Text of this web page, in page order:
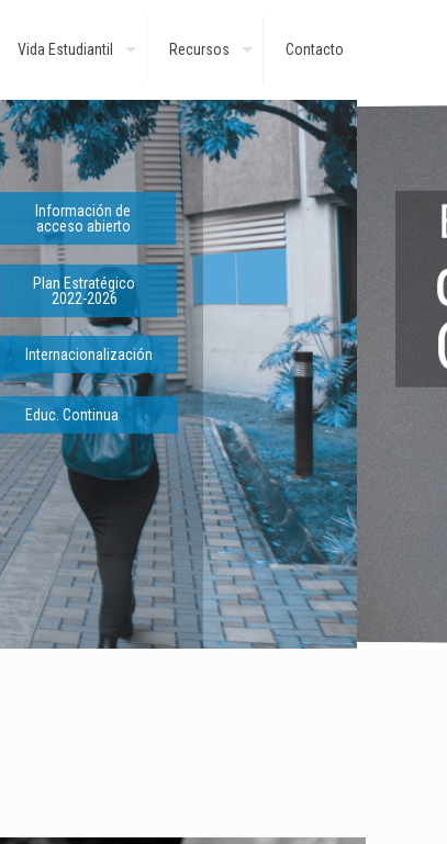
Vida Estudiantil Recursos Contacto
Plan Estratégico
2022-2026
Información de
acceso abierto
Educ. Continua
Internacionalización